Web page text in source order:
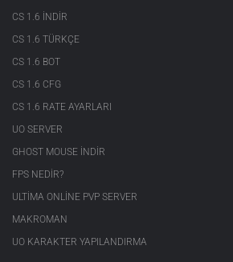
CS 1.6 INDIR
CS 1.6 TÜRKÇE
CS 1.6 BOT
CS 1.6 CFG
CS 1.6 RATE AYARLARI
UO SERVER
GHOST MOUSE INDIR
FPS NEDIR?
ULTIMA ONLINE PVP SERVER
MAKROMAN
UO KARAKTER YAPILANDIRMA